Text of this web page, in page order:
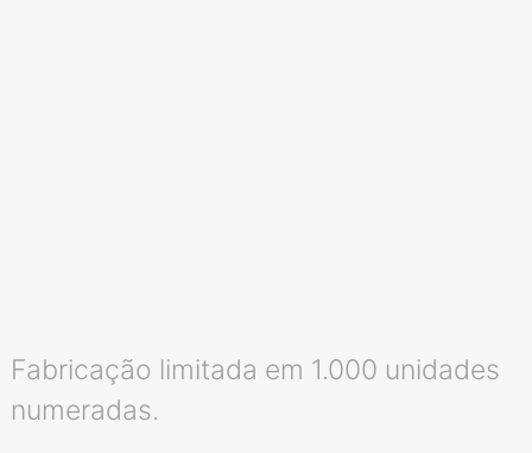
Fabricação limitada em 1.000 unidades
numeradas.